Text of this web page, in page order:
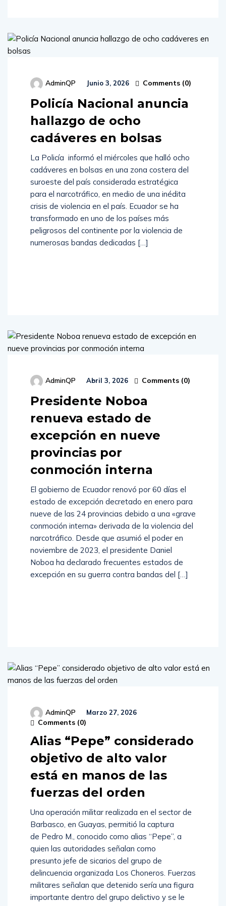
AdminQP Junio 3, 2026 Comments (0)
Policía Nacional anuncia
hallazgo de ocho
cadáveres en bolsas
La Policía informó el miércoles que halló ocho
cadáveres en bolsas en una zona costera del
suroeste del país considerada estratégica
para el narcotráfico, en medio de una inédita
crisis de violencia en el país. Ecuador se ha
transformado en uno de los países más
peligrosos del continente por la violencia de
numerosas bandas dedicadas […]
AdminQP Abril 3, 2026 Comments (0)
Presidente Noboa
renueva estado de
excepción en nueve
provincias por
conmoción interna
El gobierno de Ecuador renovó por 60 días el
estado de excepción decretado en enero para
nueve de las 24 provincias debido a una «grave
conmoción interna» derivada de la violencia del
narcotráfico. Desde que asumió el poder en
noviembre de 2023, el presidente Daniel
Noboa ha declarado frecuentes estados de
excepción en su guerra contra bandas del […]
AdminQP Marzo 27, 2026
Comments (0)
Alias “Pepe” considerado
objetivo de alto valor
está en manos de las
fuerzas del orden
Una operación militar realizada en el sector de
Barbasco, en Guayas, permitió la captura
de Pedro M., conocido como alias “Pepe”, a
quien las autoridades señalan como
presunto jefe de sicarios del grupo de
delincuencia organizada Los Choneros. Fuerzas
militares señalan que detenido sería una figura
importante dentro del grupo delictivo y se le